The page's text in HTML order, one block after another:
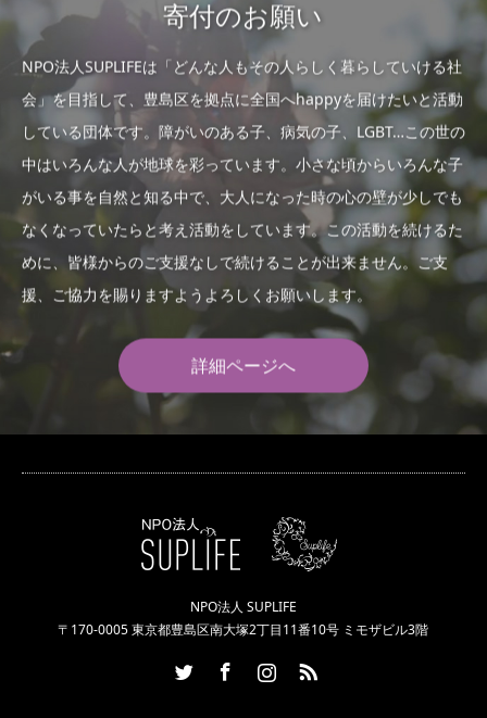
寄付のお願い
NPO法人SUPLIFEは「どんな人もその人らしく暮らしていける社
会」を目指して、豊島区を拠点に全国へhappyを届けたいと活動
している団体です。障がいのある子、病気の子、LGBT…この世の
中はいろんな人が地球を彩っています。小さな頃からいろんな子
がいる事を自然と知る中で、大人になった時の心の壁が少しでも
なくなっていたらと考え活動をしています。この活動を続けるた
めに、皆様からのご支援なしで続けることが出来ません。ご支
援、ご協力を賜りますようよろしくお願いします。
詳細ページへ
NPO法人 SUPLIFE
〒170-0005 東京都豊島区南大塚2丁目11番10号 ミモザビル3階